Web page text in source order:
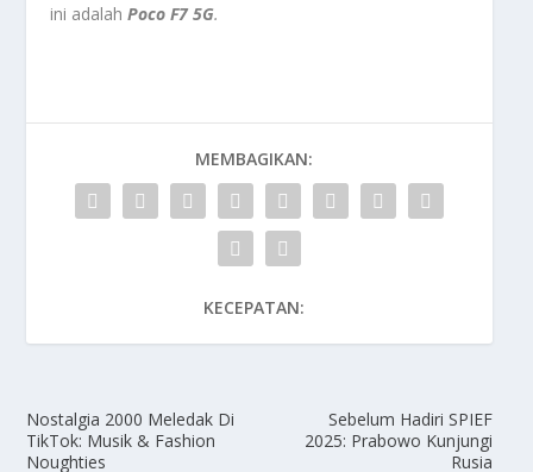
ini adalahPoco F7 5G.
MEMBAGIKAN:
KECEPATAN:
Nostalgia 2000 Meledak Di
TikTok: Musik & Fashion
Noughties
Sebelum Hadiri SPIEF
2025: Prabowo Kunjungi
Rusia